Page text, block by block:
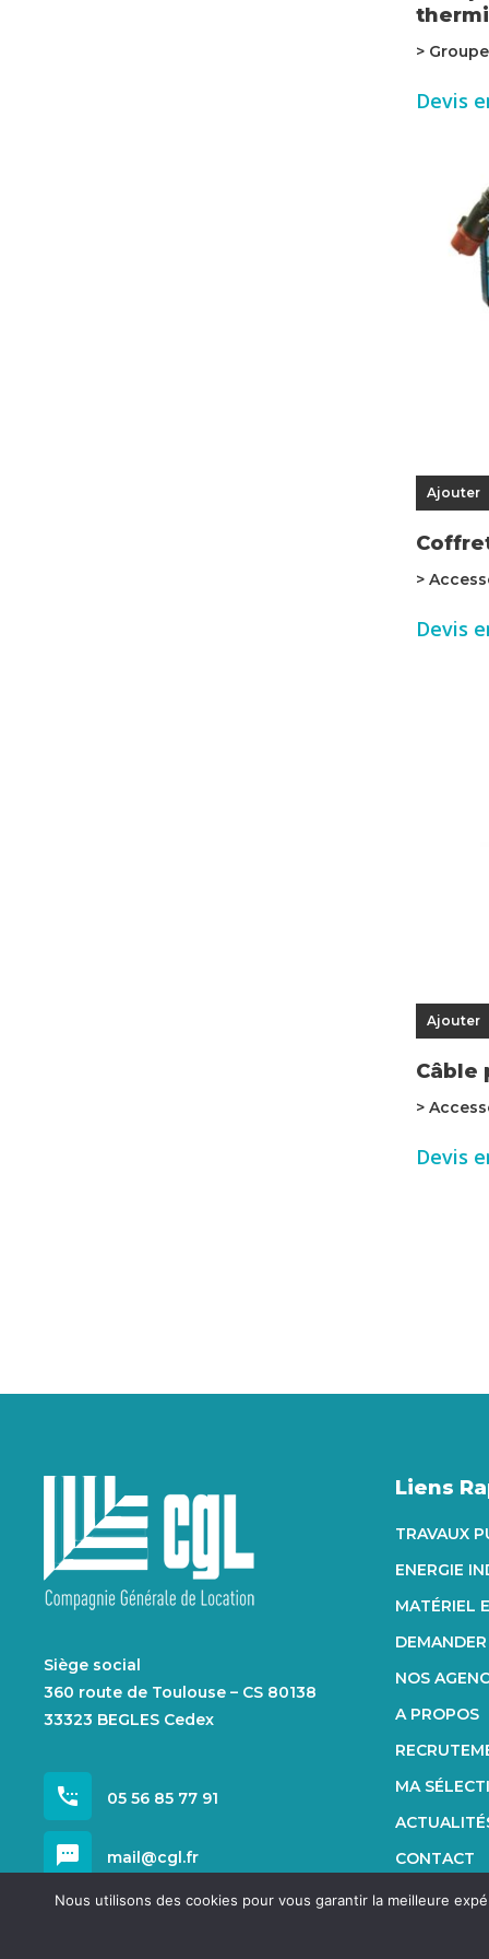
>
Devis
Ajouter
>
Devis
Ajouter
Câble
>
Devis
Siège social
360 route de Toulouse – CS 80138
33323 BEGLES Cedex
settings_phone 05 56 85 77 91
sms mail@cgl.fr
Liens
TRAVAUX
ENERGIE
MATÉRIEL
NOS
A PROPOS
MA
CONTACT
Nous utilisons des cookies pour vous garantir la meilleure